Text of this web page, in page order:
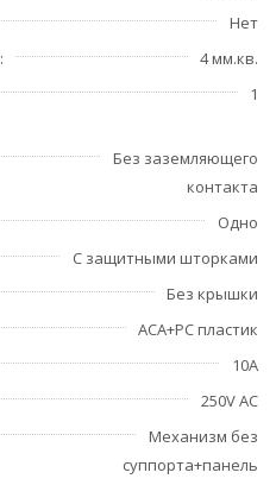
Нет
4 мм.кв.
1
Без заземляющего
контакта
Одно
С защитными шторками
Без крышки
ACA+PC пластик
10А
250V AC
Механизм без
суппорта+панель